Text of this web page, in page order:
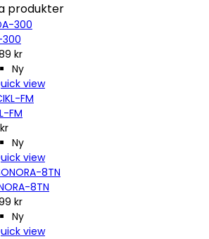
produkter
kr
Ny
view
FM
Ny
view
8TN
kr
Ny
view